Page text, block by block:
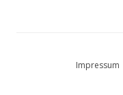
Impressum